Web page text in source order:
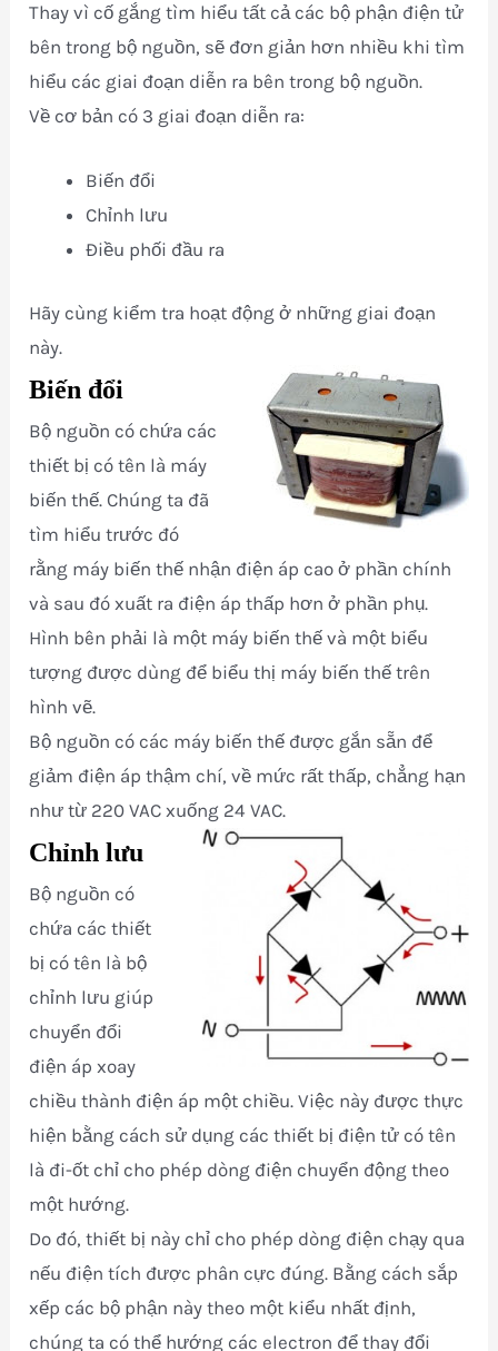
Thay vì cố gắng tìm hiểu tất cả các bộ phận điện tử
bên trong bộ nguồn, sẽ đơn giản hơn nhiều khi tìm
hiểu các giai đoạn diễn ra bên trong bộ nguồn.
Về cơ bản có 3 giai đoạn diễn ra:
Biến đổi
Chỉnh lưu
Điều phối đầu ra
Hãy cùng kiểm tra hoạt động ở những giai đoạn
này.
Biến đổi
Bộ nguồn có chứa các
thiết bị có tên là máy
biến thế. Chúng ta đã
tìm hiểu trước đó
rằng máy biến thế nhận điện áp cao ở phần chính
và sau đó xuất ra điện áp thấp hơn ở phần phụ.
Hình bên phải là một máy biến thế và một biểu
tượng được dùng để biểu thị máy biến thế trên
hình vẽ.
Bộ nguồn có các máy biến thế được gắn sẵn để
giảm điện áp thậm chí, về mức rất thấp, chẳng hạn
như từ 220 VAC xuống 24 VAC.
Chỉnh lưu
Bộ nguồn có
chứa các thiết
bị có tên là bộ
chỉnh lưu giúp
chuyển đổi
điện áp xoay
chiều thành điện áp một chiều. Việc này được thực
hiện bằng cách sử dụng các thiết bị điện tử có tên
là đi-ốt chỉ cho phép dòng điện chuyển động theo
một hướng.
Do đó, thiết bị này chỉ cho phép dòng điện chạy qua
nếu điện tích được phân cực đúng. Bằng cách sắp
xếp các bộ phận này theo một kiểu nhất định,
chúng ta có thể hướng các electron để thay đổi